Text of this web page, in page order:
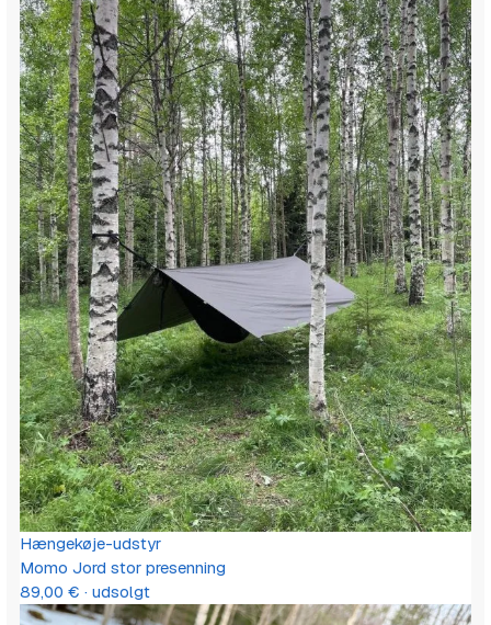
Hængekøje-udstyr
Momo Jord stor presenning
89,00 € · udsolgt